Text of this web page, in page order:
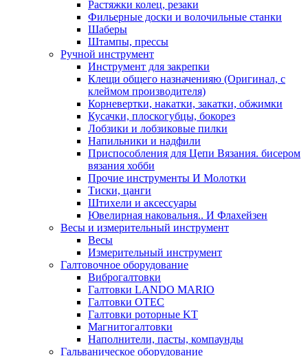
Растяжки колец, резаки
Фильерные доски и волочильные станки
Шаберы
Штампы, прессы
Ручной инструмент
Инструмент для закрепки
Клещи общего назначенияю (Оригинал, с
клеймом производителя)
Корневертки, накатки, закатки, обжимки
Кусачки, плоскогубцы, бокорез
Лобзики и лобзиковые пилки
Напильники и надфили
Приспособления для Цепи Вязания. бисером
вязания хобби
Прочие инструменты И Молотки
Тиски, цанги
Штихели и аксессуары
Ювелирная наковальня.. И Флахейзен
Весы и измерительный инструмент
Весы
Измерительный инструмент
Галтовочное оборудование
Виброгалтовки
Галтовки LANDO MARIO
Галтовки OTEC
Галтовки роторные KT
Магнитогалтовки
Наполнители, пасты, компаунды
Гальваническое оборудование